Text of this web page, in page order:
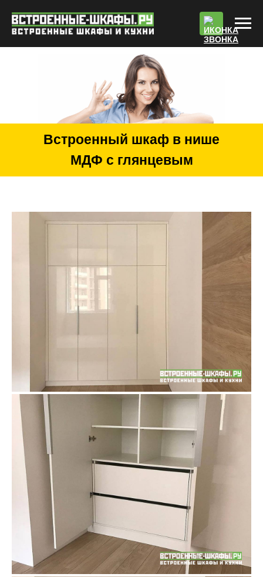
Встроенный шкаф в нише
МДФ с глянцевым
пластиком